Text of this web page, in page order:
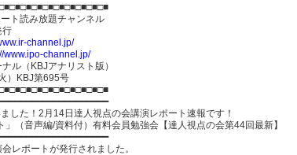
ト読み放題チャンネル
総研発行
channel.jp/
www.ipo-channel.jp/
ル（KBJアナリスト版）
）KBJ第695号
した！2月14日達人視点の会講演レポート速報です！
」（音声編/資料付）有料会員勉強会【達人視点の会第44回最新】
レポートが発行されました。